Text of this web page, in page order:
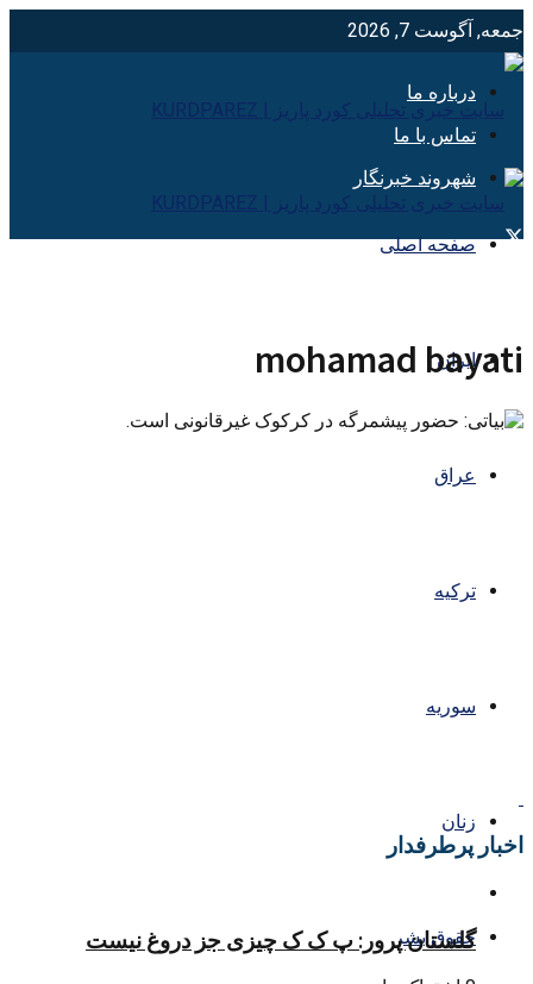
جمعه, آگوست 7, 2026
درباره ما
تماس با ما
شهروند خبرنگار
صفحه اصلی
ایران
عراق
ترکیه
سوریه
زنان
حقوق بشر
mohamad bayati
اخبار پرطرفدار
گلستان پرور: پ ک ک چیزی جز دروغ نیست